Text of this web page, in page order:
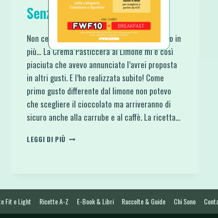
Senza Glutine
Non ce l’ho fatta ad aspettare qualche giorno in
più… La Crema Pasticcera al Limone mi è così
piaciuta che avevo annunciato l’avrei proposta
in altri gusti. E l’ho realizzata subito! Come
primo gusto differente dal limone non potevo
che scegliere il cioccolato ma arriveranno di
sicuro anche alla carrube e al caffè. La ricetta…
LEGGI DI PIÙ CREMA
LIGHT
VELOCE
E
Fit e Light Ricette A-Z E-Book & Libri Raccolte & Guide Chi Sono